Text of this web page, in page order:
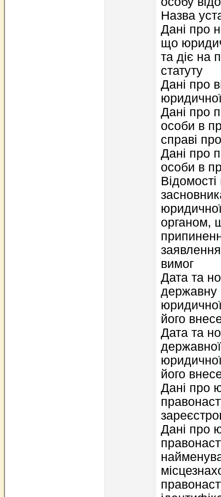
Назва
Дані про
що
та діє на
статуту
Дані про
Дані про
особи в
справі
Дані про
особи в
органом,
вимог
Дата та
державну
його
Дата та
його
Дані про
Дані про